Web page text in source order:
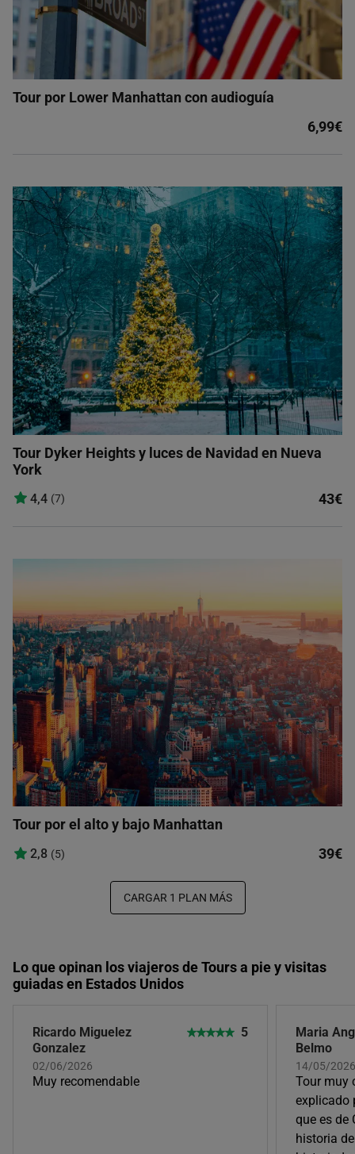
Tour por Lower Manhattan con audioguía
6,99€
Tour Dyker Heights y luces de Navidad en Nueva
York
4,4 (7) 43€
Tour por el alto y bajo Manhattan
2,8 (5) 39€
CARGAR 1 PLAN MÁS
Lo que opinan los viajeros de Tours a pie y visitas
guiadas en Estados Unidos
Ricardo Miguelez
Gonzalez
02/06/2026
5
Muy recomendable
Maria
Belmo
14/05/2026
Tour muy
explicado
que es de
historia